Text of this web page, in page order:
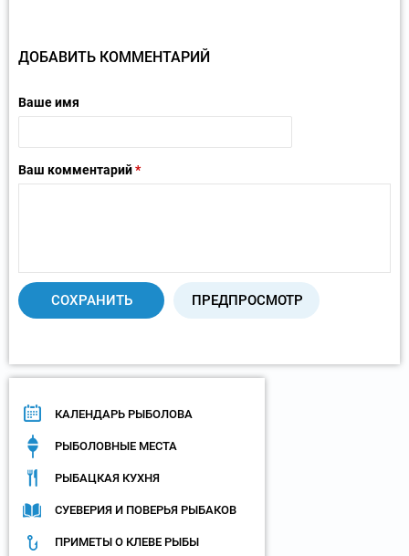
ДОБАВИТЬ КОММЕНТАРИЙ
Ваше имя
Ваш комментарий*
КАЛЕНДАРЬ РЫБОЛОВА
РЫБОЛОВНЫЕ МЕСТА
РЫБАЦКАЯ КУХНЯ
СУЕВЕРИЯ И ПОВЕРЬЯ РЫБАКОВ
ПРИМЕТЫ О КЛЕВЕ РЫБЫ